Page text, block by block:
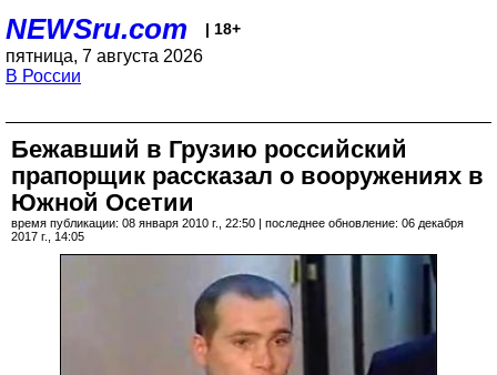
NEWSru.com | 18+
пятница, 7 августа 2026
В России
Бежавший в Грузию российский
прапорщик рассказал о вооружениях в
Южной Осетии
время публикации: 08 января 2010 г., 22:50 | последнее обновление: 06 декабря
2017 г., 14:05